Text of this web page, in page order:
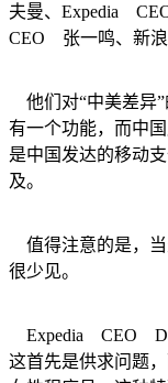
夫曼、Expedia
CEO 张一鸣、新
他们对“中美差异”
有一个功能，而中
是中国发达的移动
及。
值得注意的是，当
很少见。
Expedia CEO
这首先是供求问题